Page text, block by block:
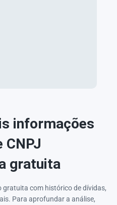
informações
CNPJ
gratuita
gratuita com histórico de dívidas,
Para aprofundar a análise,